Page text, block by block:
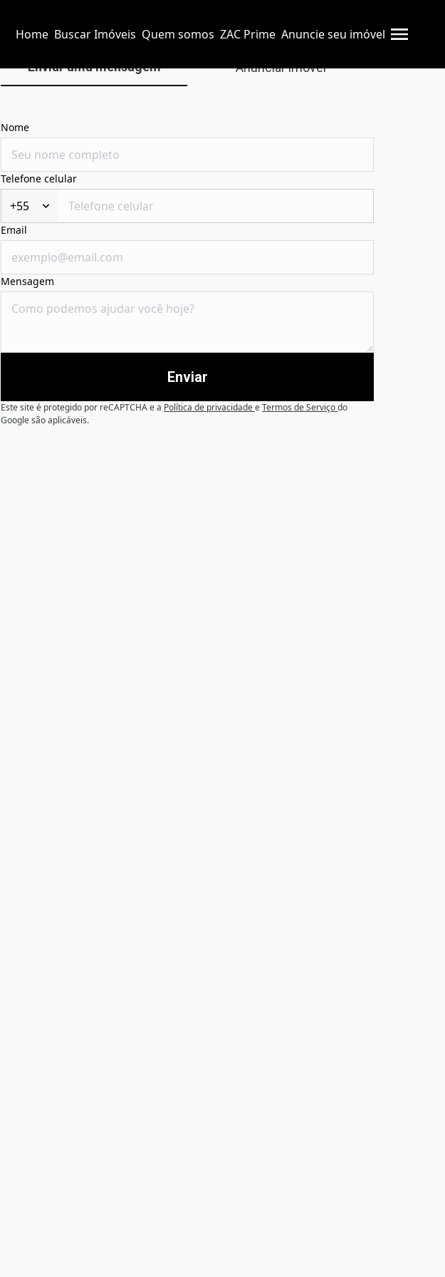
Home Buscar Imóveis Quem somos ZAC Prime Anuncie seu imóvel
Enviar uma mensagem Anunciar imóvel
Nome
Telefone celular
+55
Email
Mensagem
Enviar
Este site é protegido por reCAPTCHA e a Política de privacidadeeTermos de Serviçodo
Google são aplicáveis.